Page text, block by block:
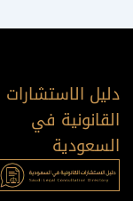
دليل الاستشارات
القانونية في
السعودية